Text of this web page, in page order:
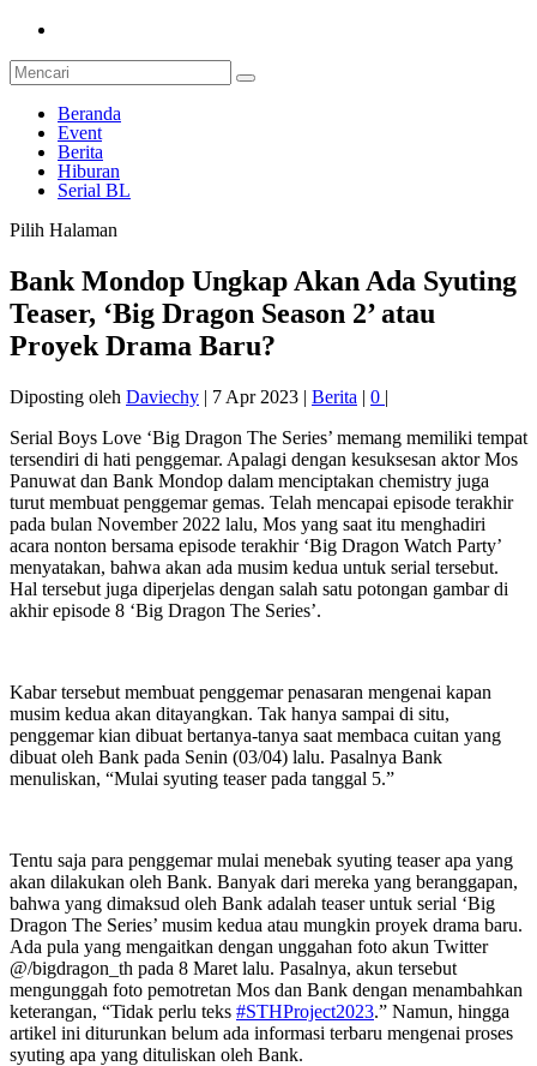
Beranda
Event
Berita
Hiburan
Serial BL
Pilih Halaman
Bank Mondop Ungkap Akan Ada Syuting
Teaser, ‘Big Dragon Season 2’ atau
Proyek Drama Baru?
Diposting oleh Daviechy | 7 Apr 2023 | Berita | 0 |
Serial Boys Love ‘Big Dragon The Series’ memang memiliki tempat
tersendiri di hati penggemar. Apalagi dengan kesuksesan aktor Mos
Panuwat dan Bank Mondop dalam menciptakan chemistry juga
turut membuat penggemar gemas. Telah mencapai episode terakhir
pada bulan November 2022 lalu, Mos yang saat itu menghadiri
acara nonton bersama episode terakhir ‘Big Dragon Watch Party’
menyatakan, bahwa akan ada musim kedua untuk serial tersebut.
Hal tersebut juga diperjelas dengan salah satu potongan gambar di
akhir episode 8 ‘Big Dragon The Series’.
Kabar tersebut membuat penggemar penasaran mengenai kapan
musim kedua akan ditayangkan. Tak hanya sampai di situ,
penggemar kian dibuat bertanya-tanya saat membaca cuitan yang
dibuat oleh Bank pada Senin (03/04) lalu. Pasalnya Bank
menuliskan, “Mulai syuting teaser pada tanggal 5.”
Tentu saja para penggemar mulai menebak syuting teaser apa yang
akan dilakukan oleh Bank. Banyak dari mereka yang beranggapan,
bahwa yang dimaksud oleh Bank adalah teaser untuk serial ‘Big
Dragon The Series’ musim kedua atau mungkin proyek drama baru.
Ada pula yang mengaitkan dengan unggahan foto akun Twitter
@/bigdragon_th pada 8 Maret lalu. Pasalnya, akun tersebut
mengunggah foto pemotretan Mos dan Bank dengan menambahkan
keterangan, “Tidak perlu teks #STHProject2023.” Namun, hingga
artikel ini diturunkan belum ada informasi terbaru mengenai proses
syuting apa yang dituliskan oleh Bank.